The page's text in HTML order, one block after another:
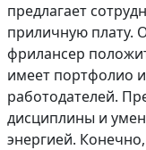
предлагает
приличную плату.
фрилансер
имеет портфолио
работодателей.
дисциплины и
энергией.